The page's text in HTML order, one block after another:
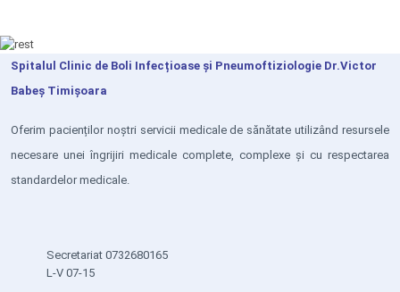
Spitalul Clinic de Boli Infecțioase și Pneumoftiziologie Dr.Victor
Babeș Timișoara
Oferim pacienților noștri servicii medicale de sănătate utilizând resursele
necesare unei îngrijiri medicale complete, complexe și cu respectarea
standardelor medicale.
Secretariat 0732680165
L-V 07-15